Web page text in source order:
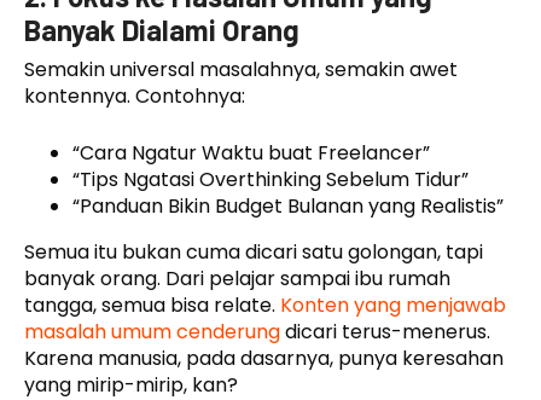
Banyak Dialami Orang
Semakin universal masalahnya, semakin awet
kontennya. Contohnya:
“Cara Ngatur Waktu buat Freelancer”
“Tips Ngatasi Overthinking Sebelum Tidur”
“Panduan Bikin Budget Bulanan yang Realistis”
Semua itu bukan cuma dicari satu golongan, tapi
banyak orang. Dari pelajar sampai ibu rumah
tangga, semua bisa relate. Konten yang menjawab
masalah umum cenderungdicari terus-menerus.
Karena manusia, pada dasarnya, punya keresahan
yang mirip-mirip, kan?